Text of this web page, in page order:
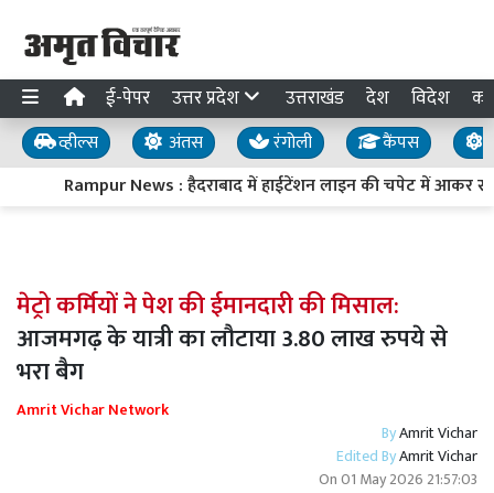
ई-पेपर उत्तर प्रदेश उत्तराखंड देश विदेश
व्हील्स अंतस रंगोली कैंपस
Rampur News : हैदराबाद में हाईटेंशन लाइन की चपेट में आकर
मेट्रो कर्मियों ने पेश की ईमानदारी की मिसाल:
आजमगढ़ के यात्री का लौटाया 3.80 लाख रुपये से
भरा बैग
Amrit Vichar Network
ByAmrit Vichar
Edited ByAmrit Vichar
On01 May 2026 21:57:03